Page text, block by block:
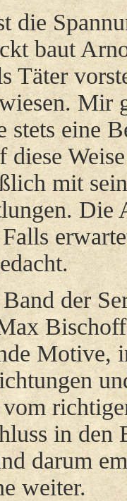
die
baut
Täter
Mir
stets eine
mit
Die
der
Motive,
in den
darum
weiter.